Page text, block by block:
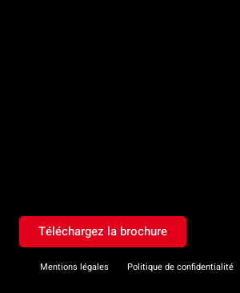
Téléchargez la brochure
Mentions légales Politique de confidentialité